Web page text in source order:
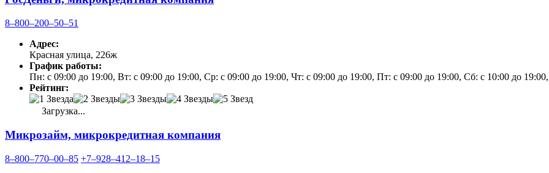
8‒800‒200‒50‒51
Адрес:
Красная улица, 226ж
График работы:
Пн: с 09:00 до 19:00, Вт: с 09:00 до 19:00, Ср: с 09:00 до 19:00, Чт: с 09:00 до 19:00, Пт: с 09:00 до 19:00, Сб: с 10:00 до
Рейтинг:
Загрузка...
Микрозайм, микрокредитная компания
8‒800‒770‒00‒85 +7‒928‒412‒18‒15